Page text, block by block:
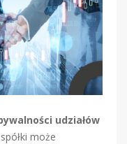
udziałów
może